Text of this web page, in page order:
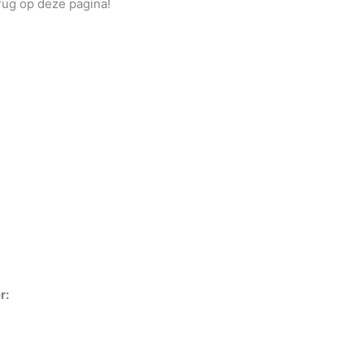
op deze pagina!